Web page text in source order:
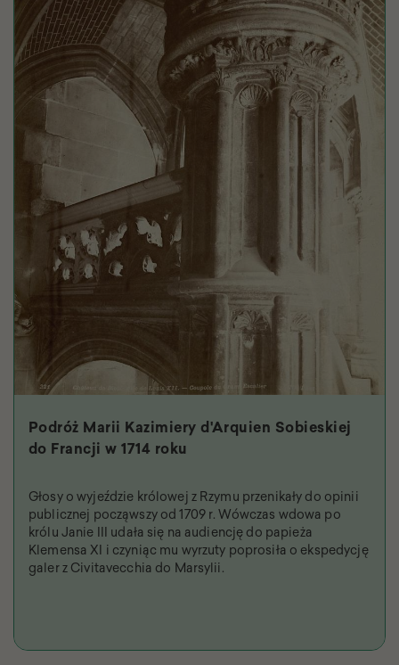
Podróż Marii Kazimiery d'Arquien Sobieskiej
do Francji w 1714 roku
Głosy o wyjeździe królowej z Rzymu przenikały do opinii
publicznej począwszy od 1709 r. Wówczas wdowa po
królu Janie III udała się na audiencję do papieża
Klemensa XI i czyniąc mu wyrzuty poprosiła o ekspedycję
galer z Civitavecchia do Marsylii.